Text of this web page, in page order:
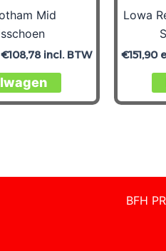
Mid
€108,78incl. BTW
Lowa
€151,90
BFH